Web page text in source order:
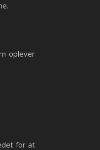
oplever
for at